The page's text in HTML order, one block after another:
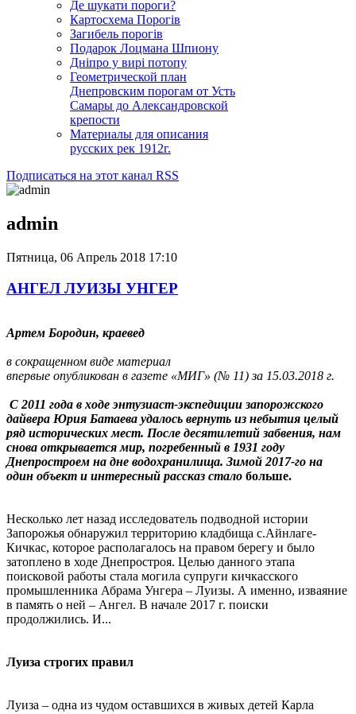
Де шукати пороги?
Картосхема Порогів
Загибель порогів
Подарок Лоцмана Шпиону
Дніпро у вирі потопу
Геометрической план
Днепровским порогам от Усть
Самары до Александровской
крепости
Материалы для описания
русских рек 1912г.
Подписаться на этот канал RSS
admin
Пятница, 06 Апрель 2018 17:10
АНГЕЛ ЛУИЗЫ УНГЕР
Артем Бородин, краевед
в сокращенном виде материал
впервые опубликован в газете «МИГ» (№ 11) за 15.03.2018 г.
С 2011 года в ходе энтузиаст-экспедиции запорожского
дайвера Юрия Батаева удалось вернуть из небытия целый
ряд исторических мест. После десятилетий забвения, нам
снова открывается мир, погребенный в 1931 году
Днепростроем на дне водохранилища. Зимой 2017-го на
один объект и интересный рассказ стало больше.
Несколько лет назад исследователь подводной истории
Запорожья обнаружил территорию кладбища с.Айнлаге-
Кичкас, которое располагалось на правом берегу и было
затоплено в ходе Днепростроя. Целью данного этапа
поисковой работы стала могила супруги кичкасского
промышленника Абрама Унгера – Луизы. А именно, изваяние
в память о ней – Ангел. В начале 2017 г. поиски
продолжились. И...
Луиза строгих правил
Луиза – одна из чудом оставшихся в живых детей Карла